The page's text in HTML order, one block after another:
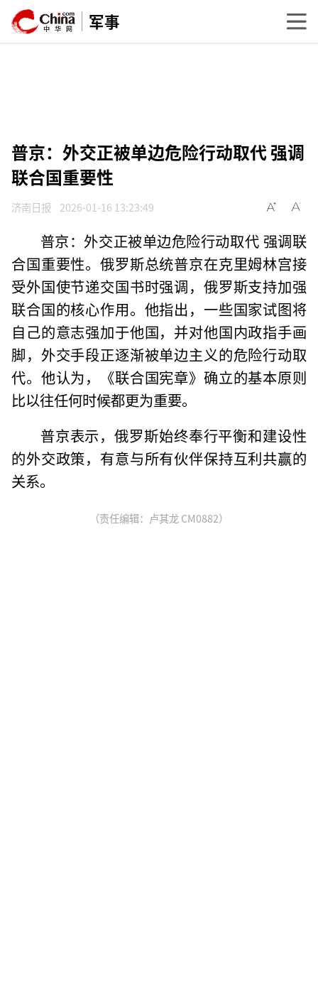
军事
普京：外交正被单边危险行动取代 强调
联合国重要性
济南日报 2026-01-16 13:23:49
普京：外交正被单边危险行动取代 强调联
合国重要性。俄罗斯总统普京在克里姆林宫接
受外国使节递交国书时强调，俄罗斯支持加强
联合国的核心作用。他指出，一些国家试图将
自己的意志强加于他国，并对他国内政指手画
脚，外交手段正逐渐被单边主义的危险行动取
代。他认为，《联合国宪章》确立的基本原则
比以往任何时候都更为重要。
普京表示，俄罗斯始终奉行平衡和建设性
的外交政策，有意与所有伙伴保持互利共赢的
关系。
（责任编辑：卢其龙 CM0882）